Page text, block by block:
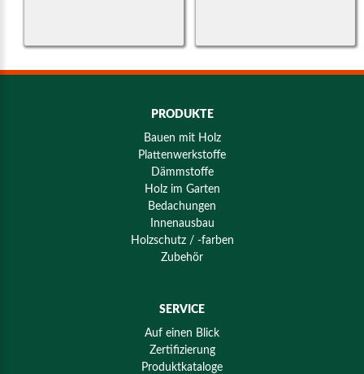
PRODUKTE
Bauen mit Holz
Plattenwerkstoffe
Dämmstoffe
Holz im Garten
Bedachungen
Innenausbau
Holzschutz / -farben
Zubehör
SERVICE
Auf einen Blick
Zertifizierung
Produktkataloge